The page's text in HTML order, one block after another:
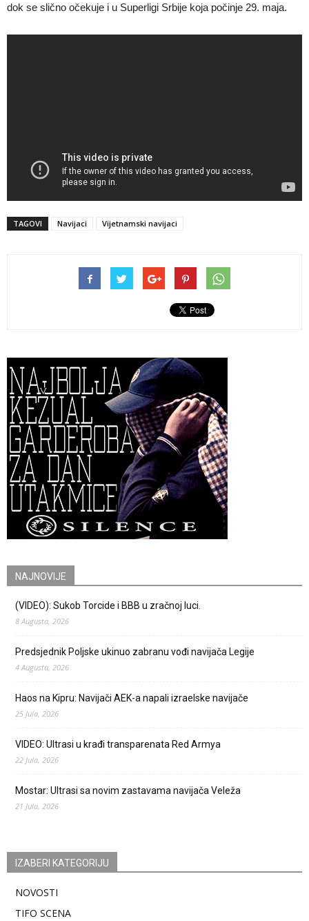
dok se slično očekuje i u Superligi Srbije koja počinje 29. maja.
TAGOVI Navijaci Vijetnamski navijaci
NAJNOVIJE
(VIDEO): Sukob Torcide i BBB u zračnoj luci.
8 Augusta, 2026
Predsjednik Poljske ukinuo zabranu vođi navijača Legije
4 Augusta, 2026
Haos na Kipru: Navijači AEK-a napali izraelske navijače
25 Jula, 2026
VIDEO: Ultrasi u krađi transparenata Red Armya
22 Jula, 2026
Mostar: Ultrasi sa novim zastavama navijača Veleža
21 Jula, 2026
IZABERI KATEGORIJU
NOVOSTI
TIFO SCENA